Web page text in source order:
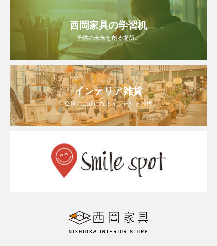
西岡家具の学習机
子供の未来を創る場所。
インテリア雑貨
空間の主役になるインテリア雑貨